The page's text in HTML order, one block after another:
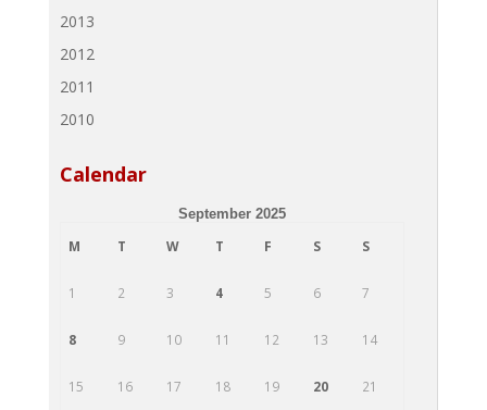
2013
2012
2011
2010
Calendar
September 2025
M T W T F S S
1 2 3 4 5 6 7
8 9 10 11 12 13 14
15 16 17 18 19 20 21